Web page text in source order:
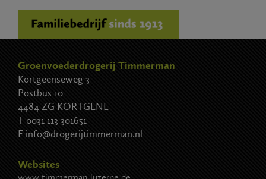
Groenvoederdrogerij Timmerman
Kortgeenseweg 3
Postbus 10
4484 ZG KORTGENE
T 0031 113 301651
E info@drogerijtimmerman.nl
Websites